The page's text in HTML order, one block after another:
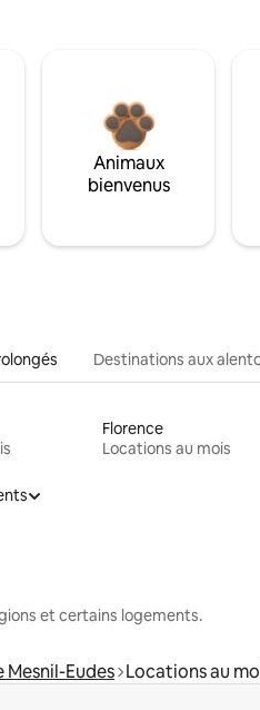
Animaux
bienvenus
Destinations aux
Florence
Locations au mois
et certains logements.
Mesnil-Eudes Locations au